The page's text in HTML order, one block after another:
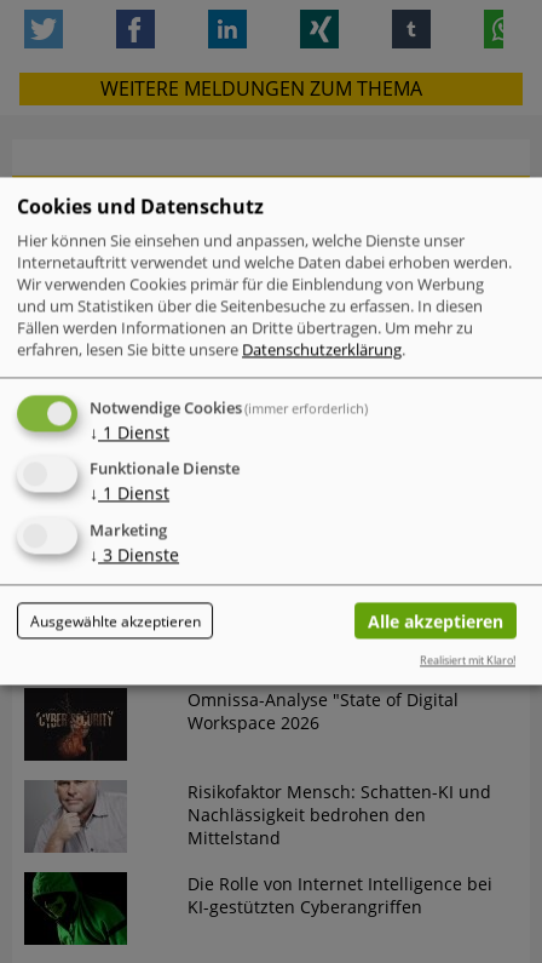
Facebook LinkedIn tumblr
WEITERE MELDUNGEN ZUM THEMA
Check Point Research: Brand Phishing
Report Q2 2026
Mac-Nutzer sind häufiger von
Cyberattacken betroffen als Windows-
Nutzer
IT-Probleme im Einzelhandel - Warum
entscheidend sind
Der "Annual AI Security Report 2026"
von Check Point dokumentiert einen
Omnissa-Analyse "State of Digital
Workspace 2026
Risikofaktor Mensch: Schatten-KI und
Nachlässigkeit bedrohen den
Mittelstand
Die Rolle von Internet Intelligence bei
KI-gestützten Cyberangriffen
Cookies und Datenschutz
Hier können Sie einsehen und anpassen, welche Dienste unser
Internetauftritt verwendet und welche Daten dabei erhoben werden.
Wir verwenden Cookies primär für die Einblendung von Werbung
und um Statistiken über die Seitenbesuche zu erfassen. In diesen
Fällen werden Informationen an Dritte übertragen. Um mehr zu
erfahren, lesen Sie bitte unsere Datenschutzerklärung.
Notwendige Cookies(immer erforderlich)
↓ 1 Dienst
Funktionale Dienste
↓ 1 Dienst
Marketing
↓ 3 Dienste
Ausgewählte akzeptieren Alle akzeptieren
Realisiert mit Klaro!